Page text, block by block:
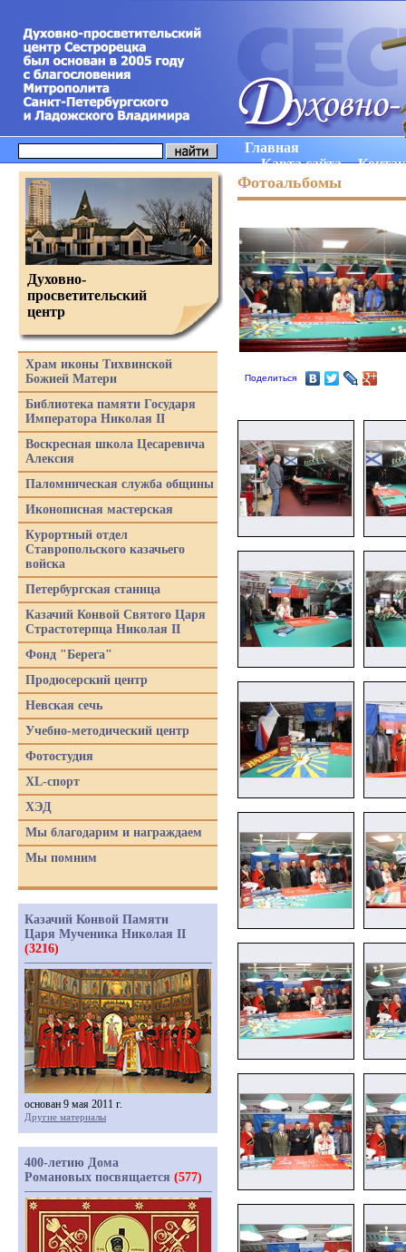
Главная
Карта сайта
Фотоальбомы
Поделиться
Духовно-
просветительский
центр
Храм иконы Тихвинской
Божией Матери
Библиотека памяти Государя
Императора Николая II
Воскресная школа Цесаревича
Алексия
Паломническая служба общины
Иконописная мастерская
Курортный отдел
Ставропольского казачьего
войска
Петербургская станица
Казачий Конвой Святого Царя
Страстотерпца Николая II
Фонд "Берега"
Продюсерский центр
Невская сечь
Учебно-методический центр
Фотостудия
XL-спорт
ХЭД
Мы благодарим и награждаем
Мы помним
Казачий Конвой Памяти
Царя Мученика Николая II
(3216)
основан 9 мая 2011 г.
Другие материалы
400-летию Дома
Романовых посвящается (577)